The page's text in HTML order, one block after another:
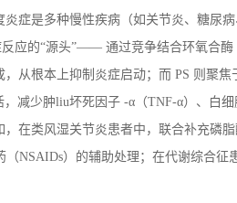
症是多种慢性疾病（如关节炎、糖尿
反应的“源头”—— 通过竞争结合环氧合酶
从根本上抑制炎症启动；而 PS 则聚焦
，减少肿liu坏死因子 -α（TNF-α）、白
在类风湿关节炎患者中，联合补充磷
（NSAIDs）的辅助处理；在代谢综合征